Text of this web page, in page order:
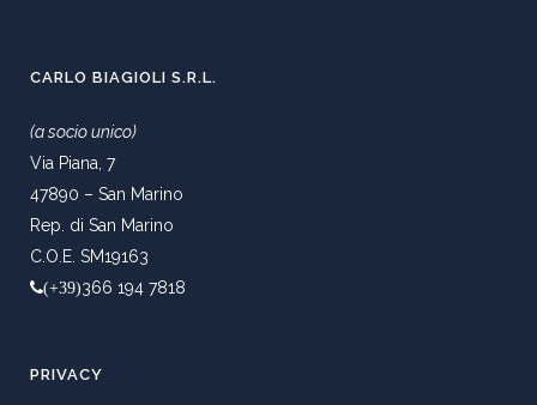
CARLO BIAGIOLI S.R.L.
(a socio unico)
Via Piana, 7
47890 – San Marino
Rep. di San Marino
C.O.E. SM19163
(+39)366 194 7818
PRIVACY